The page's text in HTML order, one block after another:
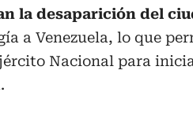
la desaparición del
a Venezuela, lo que
Nacional para